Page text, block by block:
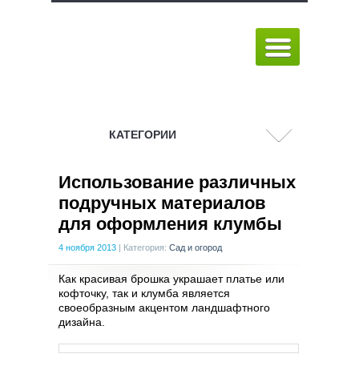
КАТЕГОРИИ
Использование различных
подручных материалов
для оформления клумбы
4 ноября 2013 | Категория: Сад и огород
Как красивая брошка украшает платье или
кофточку, так и клумба является
своеобразным акцентом ландшафтного
дизайна.